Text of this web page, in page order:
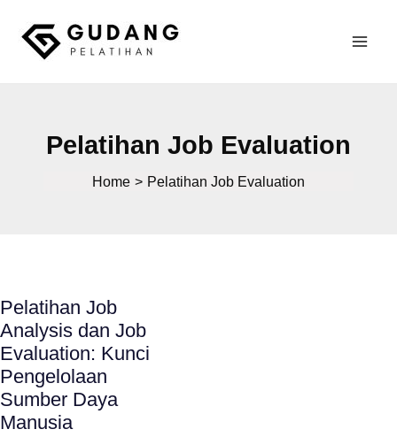
content
Pelatihan Job Evaluation
Home Pelatihan Job Evaluation
Pelatihan Job
Analysis dan Job
Evaluation: Kunci
Pengelolaan
Sumber Daya
Manusia